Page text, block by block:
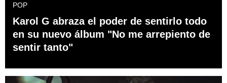
POP
Karol G abraza el poder de sentirlo todo
en su nuevo álbum "No me arrepiento de
sentir tanto"